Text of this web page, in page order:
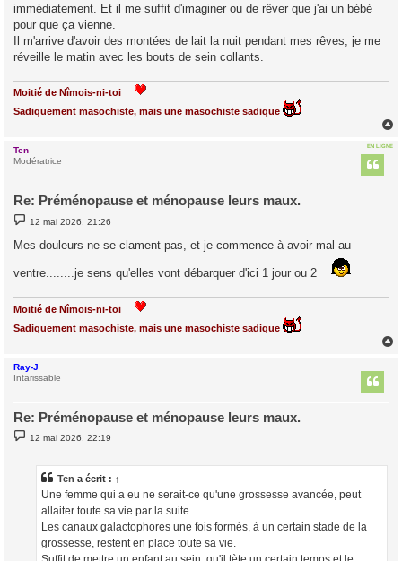
immédiatement. Et il me suffit d'imaginer ou de rêver que j'ai un bébé
pour que ça vienne.
Il m'arrive d'avoir des montées de lait la nuit pendant mes rêves, je me
réveille le matin avec les bouts de sein collants.
Moitié de Nîmois-ni-toi
Sadiquement masochiste, mais une masochiste sadique
EN LIGNE
Ten
Modératrice
Re: Préménopause et ménopause leurs maux.
M
e
s
g
12 mai 2026, 21:26
Mes douleurs ne se clament pas, et je commence à avoir mal au
ventre........je sens qu'elles vont débarquer d'ici 1 jour ou 2
Moitié de Nîmois-ni-toi
Sadiquement masochiste, mais une masochiste sadique
Ray-J
Intarissable
Re: Préménopause et ménopause leurs maux.
M
e
12 mai 2026, 22:19
Ten a écrit : ↑
Une femme qui a eu ne serait-ce qu'une grossesse avancée, peut
allaiter toute sa vie par la suite.
Les canaux galactophores une fois formés, à un certain stade de la
grossesse, restent en place toute sa vie.